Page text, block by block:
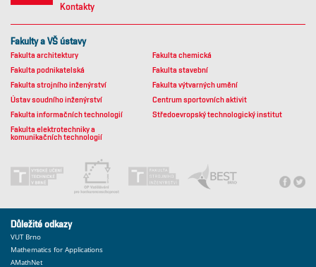
Kontakty
Fakulty a VŠ ústavy
Fakulta architektury
Fakulta chemická
Fakulta podnikatelská
Fakulta stavební
Fakulta strojního inženýrství
Fakulta výtvarných umění
Ústav soudního inženýrství
Centrum sportovních aktivit
Fakulta informačních technologií
Středoevropský technologický institut
Fakulta elektrotechniky a
komunikačních technologií
Důležité odkazy
VUT Brno
Mathematics for Applications
AMathNet